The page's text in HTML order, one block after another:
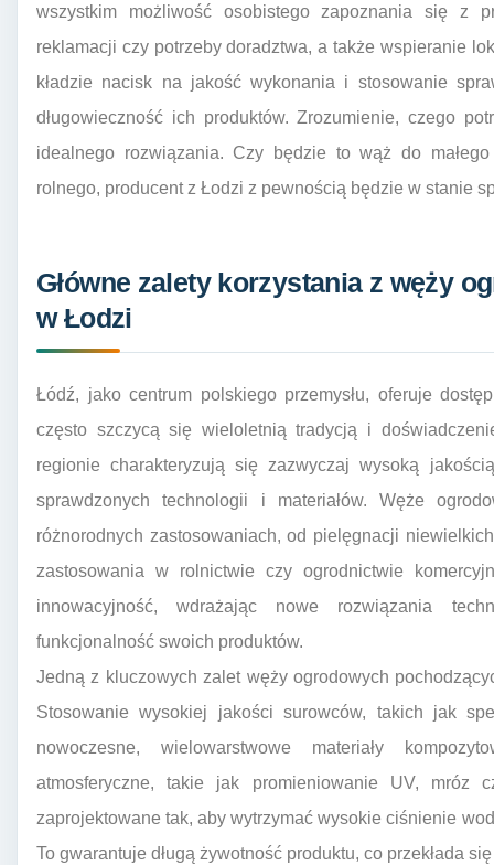
wszystkim możliwość osobistego zapoznania się z
reklamacji czy potrzeby doradztwa, a także wspieranie
kładzie nacisk na jakość wykonania i stosowanie
długowieczność ich produktów. Zrozumienie, czego
idealnego rozwiązania. Czy będzie to wąż do
rolnego, producent z Łodzi z pewnością będzie w stanie
Główne zalety korzystania z węży
w Łodzi
Łódź, jako centrum polskiego przemysłu, oferuje
często szczycą się wieloletnią tradycją i
regionie charakteryzują się zazwyczaj wysoką
sprawdzonych technologii i materiałów. Węże
różnorodnych zastosowaniach, od pielęgnacji
zastosowania w rolnictwie czy ogrodnictwie
innowacyjność, wdrażając nowe rozwiązania
funkcjonalność swoich produktów.
Jedną z kluczowych zalet węży ogrodowych
Stosowanie wysokiej jakości surowców, takich jak
nowoczesne, wielowarstwowe materiały
atmosferyczne, takie jak promieniowanie UV, mróz
zaprojektowane tak, aby wytrzymać wysokie ciśnienie
To gwarantuje długą żywotność produktu, co przekłada